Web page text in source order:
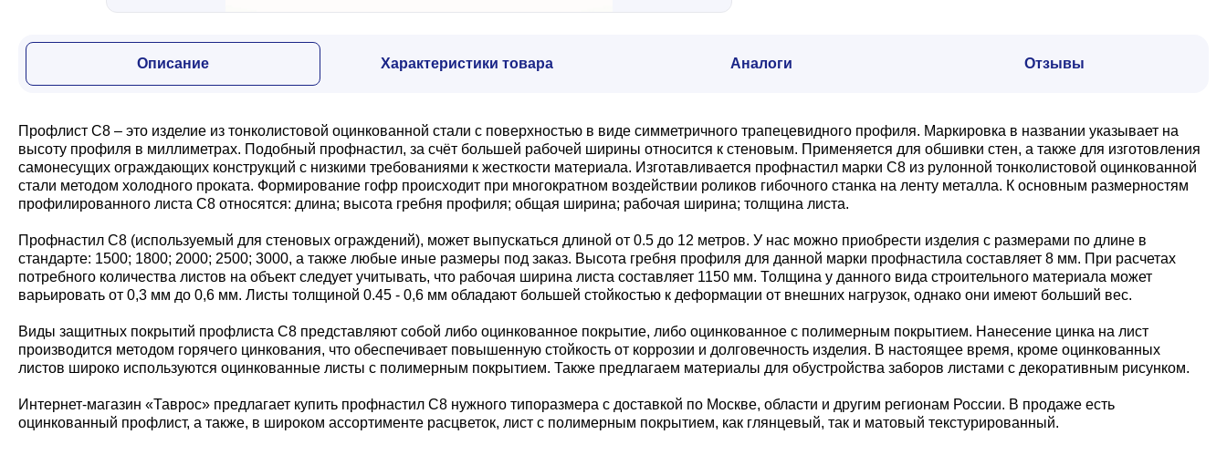
Профили для гипсокартона
Дача и сад
Другие товары
Описание Характеристики товара Аналоги Отзывы
Профлист С8 – это изделие из тонколистовой оцинкованной стали с поверхностью в виде симметричного трапецевидного профиля. Маркировка в названии указывает на
высоту профиля в миллиметрах. Подобный профнастил, за счёт большей рабочей ширины относится к стеновым. Применяется для обшивки стен, а также для изготовления
самонесущих ограждающих конструкций с низкими требованиями к жесткости материала. Изготавливается профнастил марки С8 из рулонной тонколистовой оцинкованной
стали методом холодного проката. Формирование гофр происходит при многократном воздействии роликов гибочного станка на ленту металла. К основным размерностям
профилированного листа С8 относятся: длина; высота гребня профиля; общая ширина; рабочая ширина; толщина листа.
Профнастил С8 (используемый для стеновых ограждений), может выпускаться длиной от 0.5 до 12 метров. У нас можно приобрести изделия с размерами по длине в
стандарте: 1500; 1800; 2000; 2500; 3000, а также любые иные размеры под заказ. Высота гребня профиля для данной марки профнастила составляет 8 мм. При расчетах
потребного количества листов на объект следует учитывать, что рабочая ширина листа составляет 1150 мм. Толщина у данного вида строительного материала может
варьировать от 0,3 мм до 0,6 мм. Листы толщиной 0.45 - 0,6 мм обладают большей стойкостью к деформации от внешних нагрузок, однако они имеют больший вес.
Виды защитных покрытий профлиста С8 представляют собой либо оцинкованное покрытие, либо оцинкованное с полимерным покрытием. Нанесение цинка на лист
производится методом горячего цинкования, что обеспечивает повышенную стойкость от коррозии и долговечность изделия. В настоящее время, кроме оцинкованных
листов широко используются оцинкованные листы с полимерным покрытием. Также предлагаем материалы для обустройства заборов листами с декоративным рисунком.
Интернет-магазин «Таврос» предлагает купить профнастил С8 нужного типоразмера с доставкой по Москве, области и другим регионам России. В продаже есть
оцинкованный профлист, а также, в широком ассортименте расцветок, лист с полимерным покрытием, как глянцевый, так и матовый текстурированный.